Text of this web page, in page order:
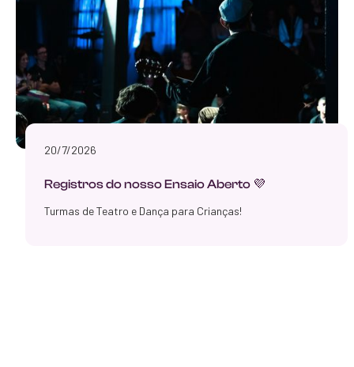
20/7/2026
Registros do nosso Ensaio Aberto 💜
Turmas de Teatro e Dança para Crianças!